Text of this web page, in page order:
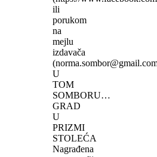
ili
porukom
na
mejlu
izdavača
U
TOM
SOMBORU…
GRAD
U
PRIZMI
STOLEĆA
Nagrađena